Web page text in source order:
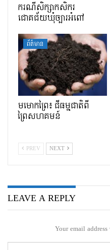
ករណីសិក្សាកសិករ
ជោគជ័យឃុំច្បារអំពៅ
ព័ត៌មាន
មមោកព្រៃ៖ ជីធម្មជាតិពី
ព្រៃសហគមន៍
PREV NEXT
LEAVE A REPLY
Your email